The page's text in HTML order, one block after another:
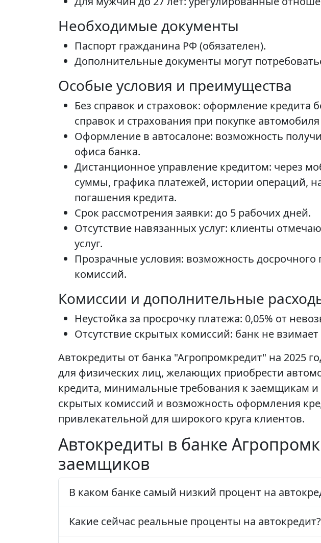
Необходимые документы
Паспорт гражданина РФ (обязателен).
Дополнительные документы могут
Особые условия и преимущества
Без справок и страховок: оформление
справок и страхования при покупке
Оформление в автосалоне: возможность
офиса банка.
Дистанционное управление кредитом: через
суммы, графика платежей, истории операций,
погашения кредита.
Срок рассмотрения заявки: до 5 рабочих дней.
Отсутствие навязанных услуг: клиенты
услуг.
Прозрачные условия: возможность
комиссий.
Комиссии и дополнительные
Неустойка за просрочку платежа: 0,05% от
Отсутствие скрытых комиссий: банк не
Автокредиты от банка "Агропромкредит" на 2025
для физических лиц, желающих приобрести
кредита, минимальные требования к заемщикам
скрытых комиссий и возможность оформления
привлекательной для широкого круга клиентов.
Автокредиты в банке
заемщиков
В каком банке самый низкий процент на
Какие сейчас реальные проценты на автокредит?